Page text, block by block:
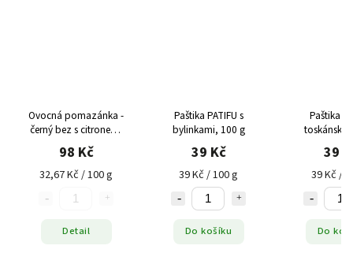
Ovocná pomazánka -
černý bez s citronem,
300 g
98 Kč
32,67 Kč / 100 g
Detail
Paštika PATIFU s
bylinkami, 100 g
39 Kč
39 Kč / 100 g
Do košíku
Paštika
39
39 Kč /
Do